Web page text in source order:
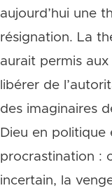
aujourd’hui une
résignation. La
aurait permis
libérer de
des imaginaires
Dieu en
procrastination :
incertain, la